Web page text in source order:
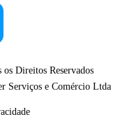
os Direitos Reservados
Serviços e Comércio Ltda